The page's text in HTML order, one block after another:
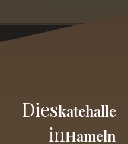
DieSkatehalle
inHameln